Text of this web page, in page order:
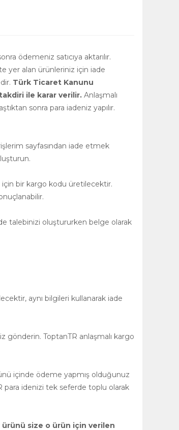
ödemeniz satıcıya aktarılır.
yer alan ürünleriniz için iade
Türk Ticaret Kanunu
ile karar verilir. Anlaşmalı
sonra para iadeniz yapılır.
sayfasından iade etmek
bir kargo kodu üretilecektir.
talebinizi oluştururken belge olarak
aynı bilgileri kullanarak iade
gönderin. ToptanTR anlaşmalı kargo
içinde ödeme yapmış olduğunuz
para idenizi tek seferde toplu olarak
ürünü size o ürün için verilen